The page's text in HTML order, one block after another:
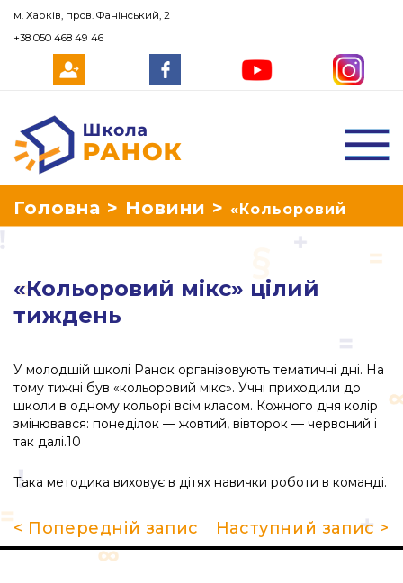
Школа Ранок
Головна > Новини > «Кольоровий
«Кольоровий мікс» цілий
тиждень
У молодшій школі Ранок організовують тематичні дні. На
тому тижні був «кольоровий мікс». Учні приходили до
школи в одному кольорі всім класом. Кожного дня колір
змінювався: понеділок — жовтий, вівторок — червоний і
так далі.10
Така методика виховує в дітях навички роботи в команді.
< Попередній запис Наступний запис >
м. Харків, пров. Фанінський, 2
+38 050 468 49 46